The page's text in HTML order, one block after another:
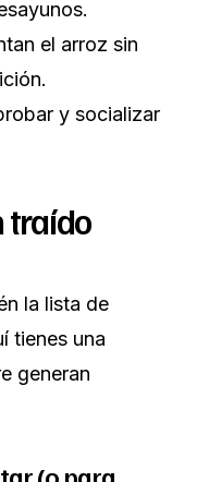
el arroz sin
y socializar
traído
la lista de
tienes una
generan